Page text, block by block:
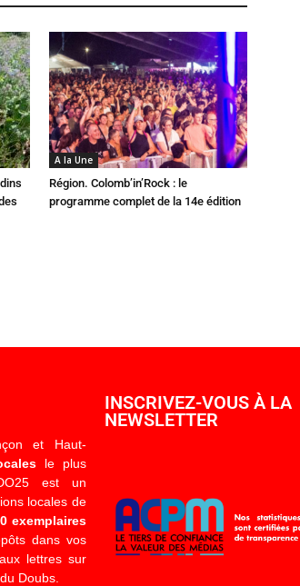
A la Une
Région. Colomb’in’Rock : le
programme complet de la 14e édition
et Haut-
le plus
est un
locales de
exemplaires
dans vos
lettres sur
Doubs.
INSCRIVEZ-VOUS À LA
NEWSLETTER